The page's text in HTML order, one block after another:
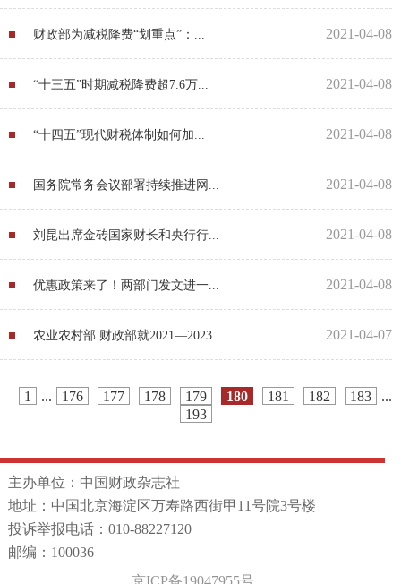
财政部为减税降费“划重点”：... 2021-04-08
“十三五”时期减税降费超7.6万... 2021-04-08
“十四五”现代财税体制如何加... 2021-04-08
国务院常务会议部署持续推进网... 2021-04-08
刘昆出席金砖国家财长和央行行... 2021-04-08
优惠政策来了！两部门发文进一... 2021-04-08
农业农村部 财政部就2021—2023... 2021-04-07
1 ... 176 177 178 179 180 181 182 183
...
193
主办单位：中国财政杂志社
地址：中国北京海淀区万寿路西街甲11号院3号楼
投诉举报电话：010-88227120
邮编：100036
京ICP备19047955号